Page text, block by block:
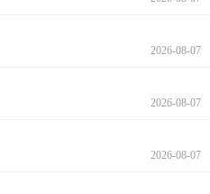
2026-08-07
2026-08-07
2026-08-07